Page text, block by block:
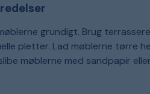
grundigt. Brug
pletter. Lad møblerne tørre
møblerne med sandpapir